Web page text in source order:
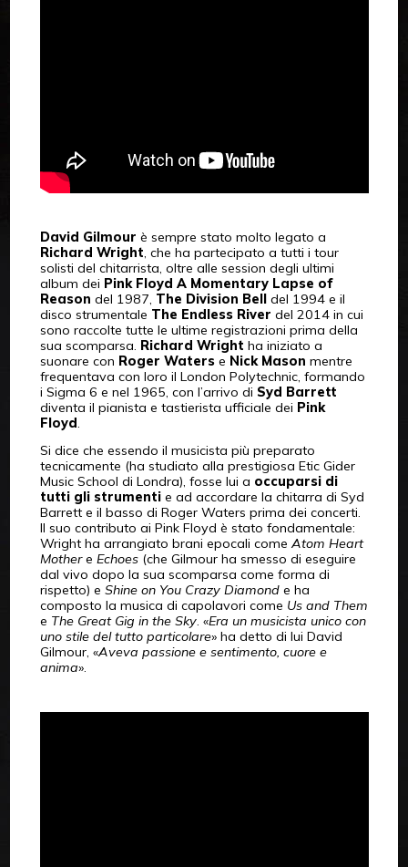
David Gilmour è sempre stato molto legato a
Richard Wright, che ha partecipato a tutti i tour
solisti del chitarrista, oltre alle session degli ultimi
album dei Pink Floyd A Momentary Lapse of
Reason del 1987, The Division Belldel 1994 e il
disco strumentale The Endless River del 2014 in cui
sono raccolte tutte le ultime registrazioni prima della
sua scomparsa. Richard Wright ha iniziato a
suonare con Roger Waterse Nick Mason mentre
frequentava con loro il London Polytechnic, formando
i Sigma 6 e nel 1965, con l’arrivo di Syd Barrett
diventa il pianista e tastierista ufficiale dei Pink
Floyd.
Si dice che essendo il musicista più preparato
tecnicamente (ha studiato alla prestigiosa Etic Gider
Music School di Londra), fosse lui a occuparsi di
tutti gli strumentie ad accordare la chitarra di Syd
Barrett e il basso di Roger Waters prima dei concerti.
Il suo contributo ai Pink Floyd è stato fondamentale:
Wright ha arrangiato brani epocali come Atom Heart
Mothere Echoes(che Gilmour ha smesso di eseguire
dal vivo dopo la sua scomparsa come forma di
rispetto) e Shine on You Crazy Diamonde ha
composto la musica di capolavori come Us and Them
e The Great Gig in the Sky. «Era un musicista unico con
uno stile del tutto particolare» ha detto di lui David
Gilmour, «Aveva passione e sentimento, cuore e
anima».